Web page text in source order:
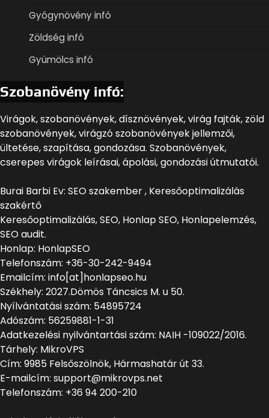
Gyógynövény infó
Zöldség infó
Gyümölcs infó
Szobanövény infó:
Virágok, szobanövények, dísznövények, virág fajták, zöld
szobanövények, virágzó szobanövények jellemzői,
ültetése, szapítása, gondozása. Szobanövények,
cserepes virágok leírásai, ápolási, gondozási útmutatói.
Burai Barbi Ev: SEO szakember , Keresőoptimalizálás
szakértő
Keresőoptimalizálás, SEO, Honlap SEO, Honlapelemzés,
SEO audit.
Honlap: HonlapSEO
Telefonszám: +36-30-242-9494
Emailcím: info[at]honlapseo.hu
Székhely: 2027.Dömös Táncsics M. u 50.
Nyílvántatási szám: 54895724
Adószám: 56259881-1-31
Adatkezelési nyilvántartási szám: NAIH -109022/2016.
Tárhely: MikroVPS
Cím: 9985 Felsőszölnök, Hármashatár út 33.
E-mailcím: support@mikrovps.net
Telefonszám: +36 94 200-210